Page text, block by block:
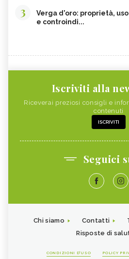
3
Verga d'oro: proprietà, uso
e controindi...
Iscriviti alla
Riceverai preziosi consigli e
contenuti
ISCRIVITI
Seguici
Chi siamo Contatti
Risposte di
CONDIZIONI D'USO POLICY